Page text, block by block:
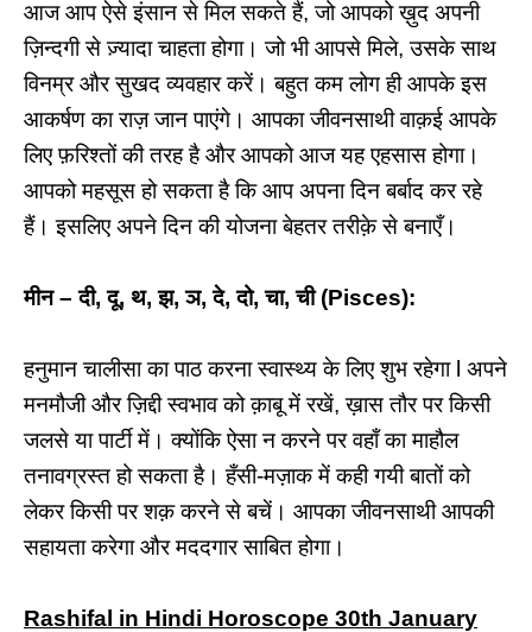
आज आप ऐसे इंसान से मिल सकते हैं, जो आपको ख़ुद अपनी
ज़िन्दगी से ज़्यादा चाहता होगा। जो भी आपसे मिले, उसके साथ
विनम्र और सुखद व्यवहार करें। बहुत कम लोग ही आपके इस
आकर्षण का राज़ जान पाएंगे। आपका जीवनसाथी वाक़ई आपके
लिए फ़रिश्तों की तरह है और आपको आज यह एहसास होगा।
आपको महसूस हो सकता है कि आप अपना दिन बर्बाद कर रहे
हैं। इसलिए अपने दिन की योजना बेहतर तरीक़े से बनाएँ।
मीन – दी, दू, थ, झ, ञ, दे, दो, चा, ची (Pisces):
हनुमान चालीसा का पाठ करना स्वास्थ्य के लिए शुभ रहेगा l अपने
मनमौजी और ज़िद्दी स्वभाव को क़ाबू में रखें, ख़ास तौर पर किसी
जलसे या पार्टी में। क्योंकि ऐसा न करने पर वहाँ का माहौल
तनावग्रस्त हो सकता है। हँसी-मज़ाक में कही गयी बातों को
लेकर किसी पर शक़ करने से बचें। आपका जीवनसाथी आपकी
सहायता करेगा और मददगार साबित होगा।
Rashifal in Hindi Horoscope 30th January